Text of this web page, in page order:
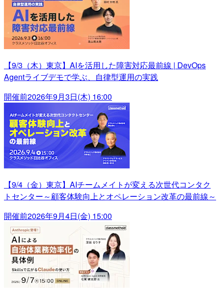
【9/3（木）東京】AIを活用した障害対応最前線 | DevOps
Agentライブデモで学ぶ、自律型運用の実践
開催前2026年9月3日(木) 16:00
【9/4（金）東京】AIチームメイトが変える次世代コンタク
トセンター～顧客体験向上とオペレーション改革の最前線～
開催前2026年9月4日(金) 15:00